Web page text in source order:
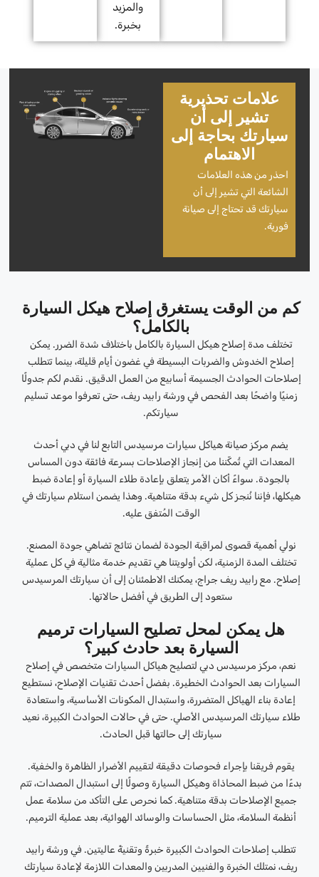
والمزيد
بخبرة.
علامات تحذيرية
تشير إلى أن
سيارتك بحاجة إلى
الاهتمام
احذر من هذه العلامات
الشائعة التي تشير إلى أن
سيارتك قد تحتاج إلى صيانة
فورية.
كم من الوقت يستغرق إصلاح هيكل السيارة
بالكامل؟
تختلف مدة إصلاح هيكل السيارة بالكامل باختلاف شدة الضرر. يمكن
إصلاح الخدوش والضربات البسيطة في غضون أيام قليلة، بينما تتطلب
إصلاحات الحوادث الجسيمة أسابيع من العمل الدقيق. نقدم لكم جدولًا
زمنيًا واضحًا بعد الفحص في ورشة رابيد ريف، حتى تعرفوا موعد تسليم
سيارتكم.
يضم مركز صيانة هياكل سيارات مرسيدس التابع لنا في دبي أحدث
المعدات التي تُمكّننا من إنجاز الإصلاحات بسرعة فائقة دون المساس
بالجودة. سواءً أكان الأمر يتعلق بإعادة طلاء السيارة أو إعادة ضبط
هيكلها، فإننا نُنجز كل شيء بدقة متناهية. وهذا يضمن استلام سيارتك في
الوقت المُتفق عليه.
نولي أهمية قصوى لمراقبة الجودة لضمان نتائج تضاهي جودة المصنع.
تختلف المدة الزمنية، لكن أولويتنا هي تقديم خدمة مثالية في كل عملية
إصلاح. مع رابيد ريف جراج، يمكنك الاطمئنان إلى أن سيارتك المرسيدس
ستعود إلى الطريق في أفضل حالاتها.
هل يمكن لمحل تصليح السيارات ترميم
السيارة بعد حادث كبير؟
نعم، مركز مرسيدس دبي لتصليح هياكل السيارات متخصص في إصلاح
السيارات بعد الحوادث الخطيرة. بفضل أحدث تقنيات الإصلاح، نستطيع
إعادة بناء الهياكل المتضررة، واستبدال المكونات الأساسية، واستعادة
طلاء سيارتك المرسيدس الأصلي. حتى في حالات الحوادث الكبيرة، نعيد
سيارتك إلى حالتها قبل الحادث.
يقوم فريقنا بإجراء فحوصات دقيقة لتقييم الأضرار الظاهرة والخفية.
بدءًا من ضبط المحاذاة وهيكل السيارة وصولًا إلى استبدال المصدات، تتم
جميع الإصلاحات بدقة متناهية. كما نحرص على التأكد من سلامة عمل
أنظمة السلامة، مثل الحساسات والوسائد الهوائية، بعد عملية الترميم.
تتطلب إصلاحات الحوادث الكبيرة خبرةً وتقنيةً عاليتين. في ورشة رابيد
ريف، نمتلك الخبرة والفنيين المدربين والمعدات اللازمة لإعادة سيارتك